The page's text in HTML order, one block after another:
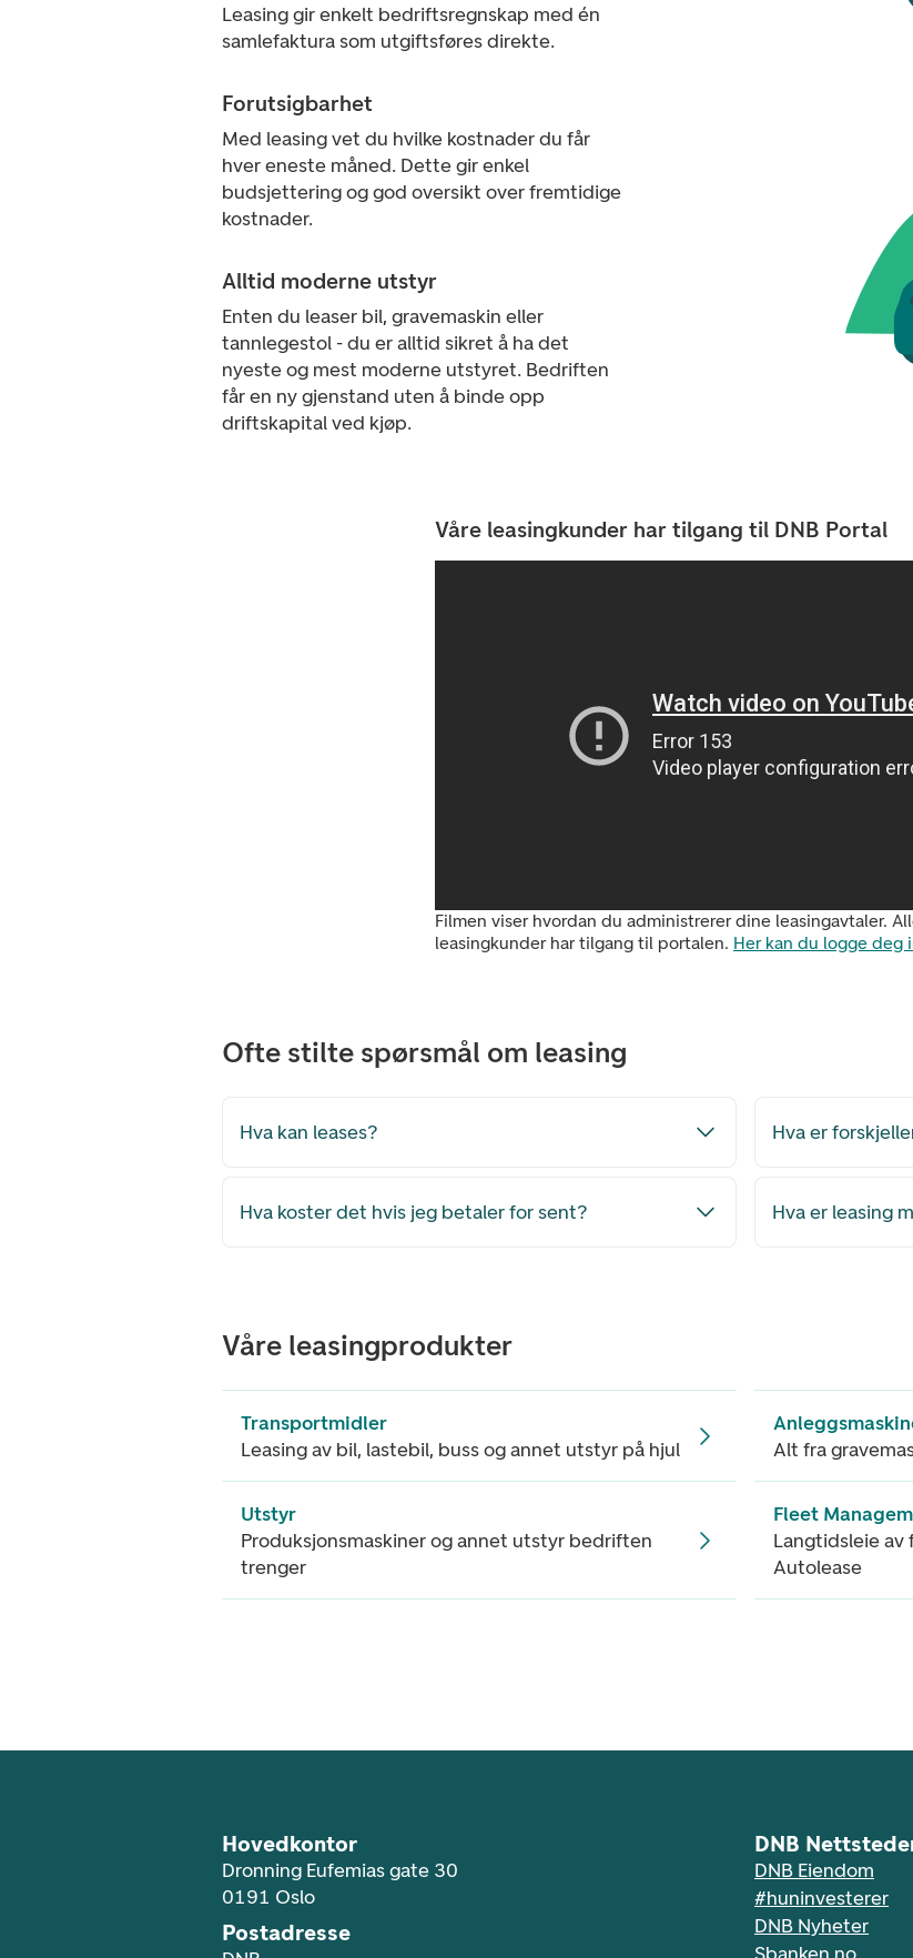
Leasing gir enkelt bedriftsregnskap med én
samlefaktura som utgiftsføres direkte.
Forutsigbarhet
Med leasing vet du hvilke kostnader du får
hver eneste måned. Dette gir enkel
budsjettering og god oversikt over fremtidige
kostnader.
Alltid moderne utstyr
Enten du leaser bil, gravemaskin eller
tannlegestol - du er alltid sikret å ha det
nyeste og mest moderne utstyret. Bedriften
får en ny gjenstand uten å binde opp
driftskapital ved kjøp.
Våre leasingkunder har tilgang til DNB Portal
Filmen viser hvordan du administrerer dine leasingavtaler.
leasingkunder har tilgang til portalen. Her kan du logge deg
Ofte stilte spørsmål om leasing
Hva kan leases? Hva er
Hva koster det hvis jeg betaler for sent? Hva er leasing
Våre leasingprodukter
Transportmidler
Leasing av bil, lastebil, buss og annet utstyr på hjul
Alt fra
Utstyr
Produksjonsmaskiner og annet utstyr bedriften
trenger
Fleet
Langtidsleie
Autolease
Hovedkontor
Dronning Eufemias gate 30
0191 Oslo
Postadresse
DNB
DNB Eiendom
#huninvesterer
DNB Nyheter